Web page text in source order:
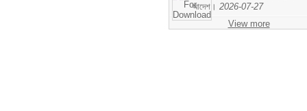
আদেশ। 2026-07-27
View more